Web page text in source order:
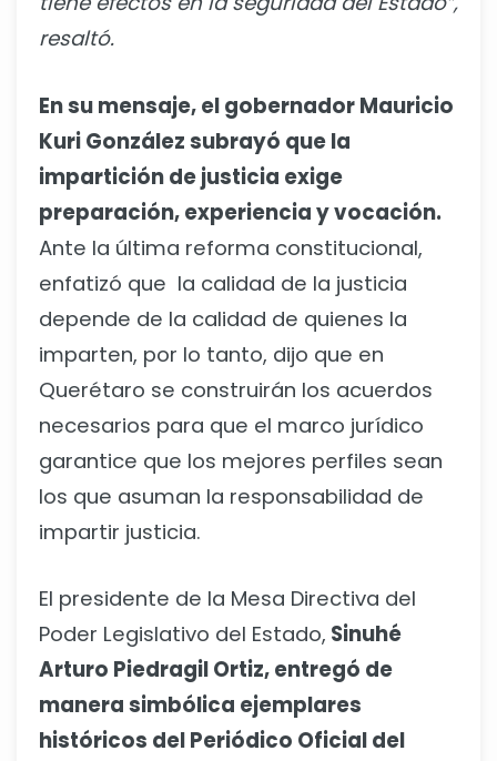
resaltó.
En su mensaje, el gobernador Mauricio
Kuri González subrayó que la
impartición de justicia exige
preparación, experiencia y vocación.
Ante la última reforma constitucional,
enfatizó que la calidad de la justicia
depende de la calidad de quienes la
imparten, por lo tanto, dijo que en
Querétaro se construirán los acuerdos
necesarios para que el marco jurídico
garantice que los mejores perfiles sean
los que asuman la responsabilidad de
impartir justicia.
El presidente de la Mesa Directiva del
Poder Legislativo del Estado, Sinuhé
Arturo Piedragil Ortiz, entregó de
manera simbólica ejemplares
históricos del Periódico Oficial del